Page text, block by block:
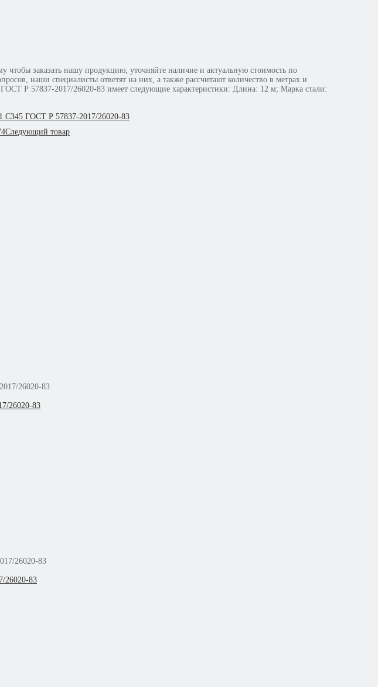
чтобы заказать нашу продукцию, уточняйте наличие и актуальную стоимость по
наши специалисты ответят на них, а также рассчитают количество в метрах и
характеристики: Длина: 12 м; Марка стали:
С345 ГОСТ Р 57837-2017/26020-83
Следующий товар
26020-83
26020-83